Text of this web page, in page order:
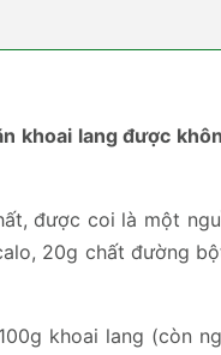
khoai lang được
được coi là một
20g chất đường
khoai lang (còn